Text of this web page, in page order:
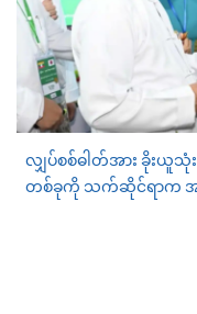
လျှပ်စစ်ဓါတ်အား ခိုးယူ
တစ်ခုကို သက်ဆိုင်ရာ